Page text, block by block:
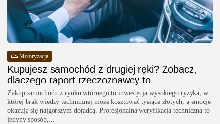
Motoryzacja
Kupujesz samochód z drugiej ręki? Zobacz,
dlaczego raport rzeczoznawcy to...
Zakup samochodu z rynku wtórnego to inwestycja wysokiego ryzyka, w
której brak wiedzy technicznej może kosztować tysiące złotych, a emocje
okazują się najgorszym doradcą. Profesjonalna weryfikacja techniczna to
jedyny sposób,...